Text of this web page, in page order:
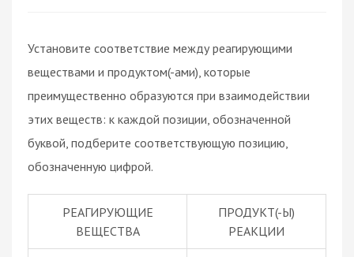
Установите соответствие между реагирующими
веществами и продуктом(-ами), которые
преимущественно образуются при взаимодействии
этих веществ: к каждой позиции, обозначенной
буквой, подберите соответствующую позицию,
обозначенную цифрой.
РЕАГИРУЮЩИЕ
ВЕЩЕСТВА
ПРОДУКТ(-Ы)
РЕАКЦИИ